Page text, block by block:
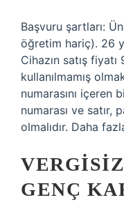
Başvuru şartları:
öğretim hariç). 26
Cihazın satış
kullanılmamış
numarasını içeren
numarası ve satır,
olmalıdır. Daha
GENÇ